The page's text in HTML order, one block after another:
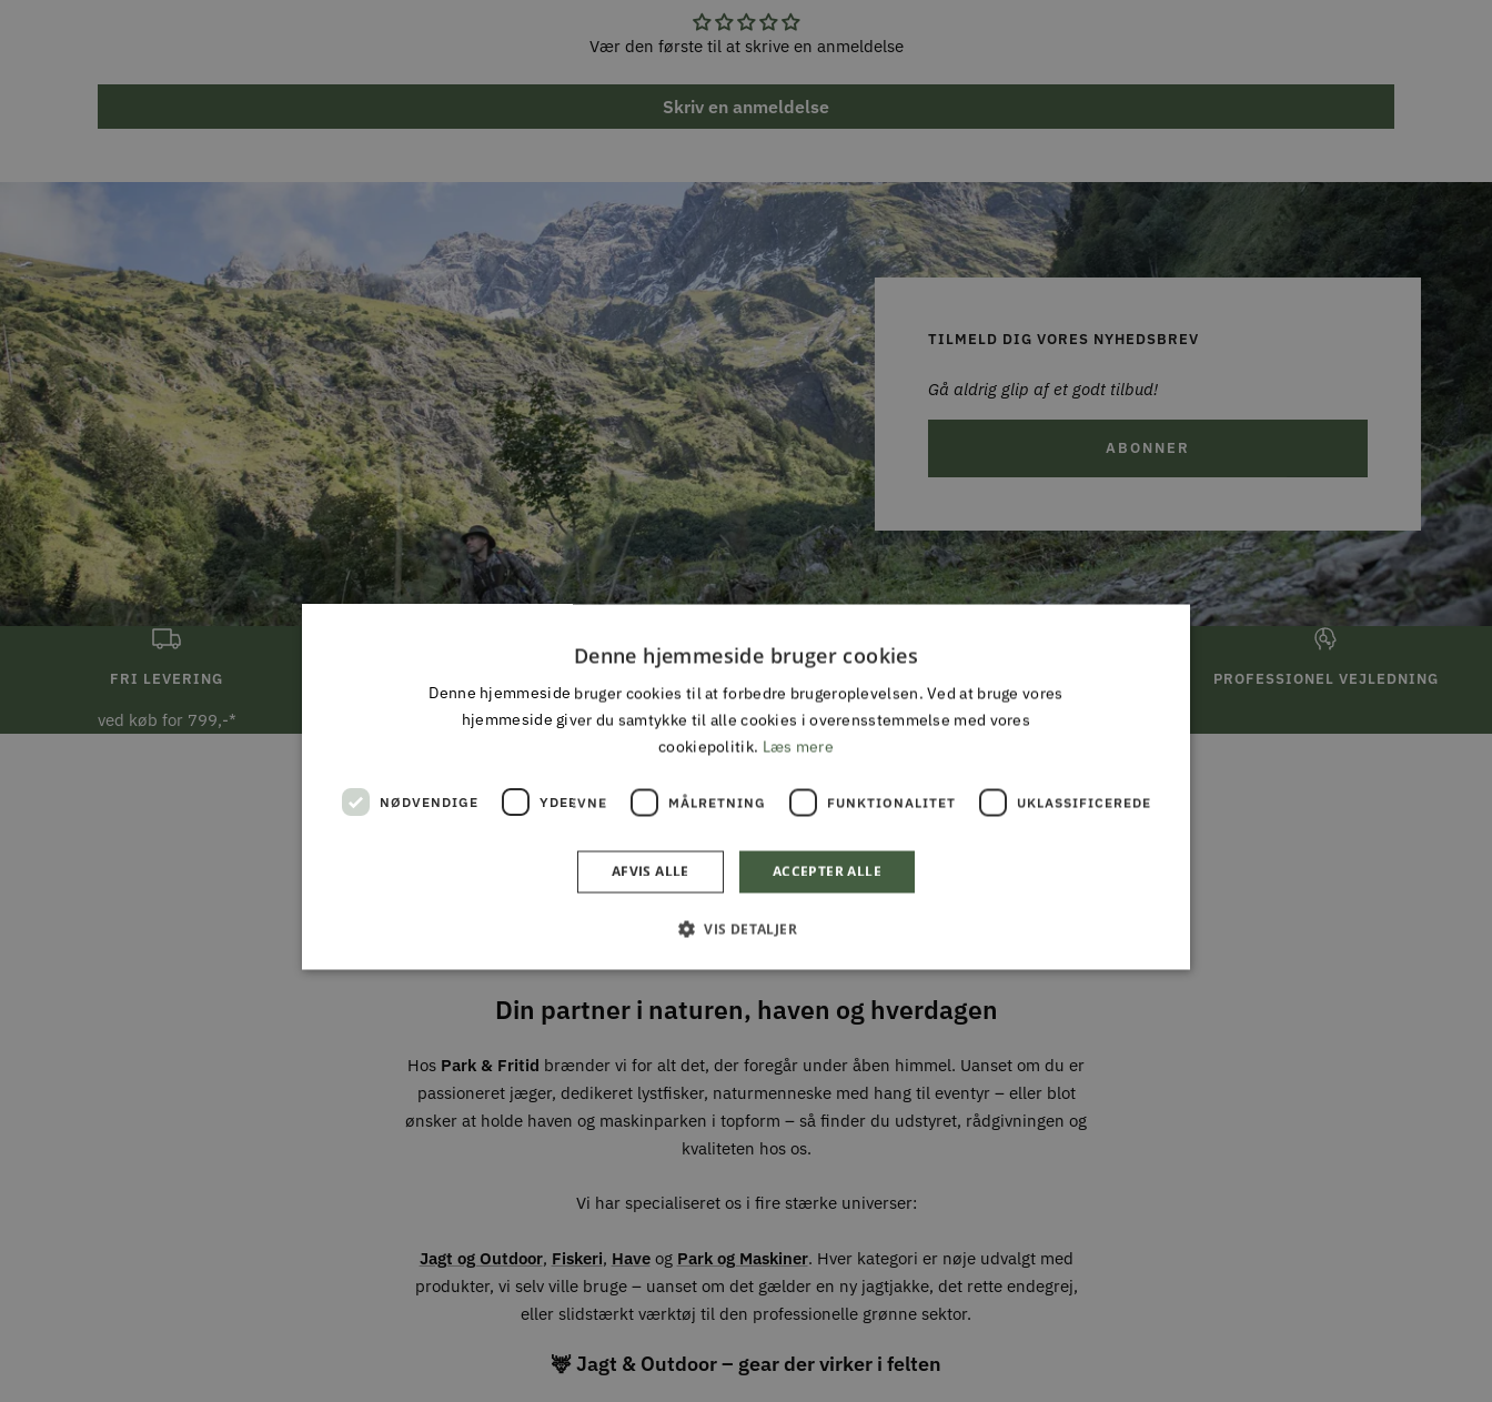
Vær den første til at skrive en anmeldelse
Skriv en anmeldelse
TILMELD DIG VORES NYHEDSBREV
Gå aldrig glip af et godt tilbud!
ABONNER
FRI LEVERING
ved køb for 799,-* Ved bestilling inden kl 13 på hverdage
PROFESSIONEL VEJLEDNING
ALMAS PARK & FRITID
ALT I JAGT & OUTDOOR,
FISKERI, HAVE & PARK
Din partner i naturen, haven og hverdagen
Hos Park & Fritid brænder vi for alt det, der foregår under åben himmel. Uanset om du er
passioneret jæger, dedikeret lystfisker, naturmenneske med hang til eventyr – eller blot
ønsker at holde haven og maskinparken i topform – så finder du udstyret, rådgivningen og
kvaliteten hos os.
Vi har specialiseret os i fire stærke universer:
Jagt og Outdoor, Fiskeri, Haveog Park og Maskiner. Hver kategori er nøje udvalgt med
produkter, vi selv ville bruge – uanset om det gælder en ny jagtjakke, det rette endegrej,
eller slidstærkt værktøj til den professionelle grønne sektor.
🦌 Jagt & Outdoor – gear der virker i felten
Denne hjemmeside bruger cookies
Denne hjemmeside bruger cookies til at forbedre brugeroplevelsen. Ved at bruge vores
hjemmeside giver du samtykke til alle cookies i overensstemmelse med vores
cookiepolitik. Læs mere
NØDVENDIGE YDEEVNE MÅLRETNING FUNKTIONALITET UKLASSIFICEREDE
ACCEPTER ALLE
AFVIS ALLE
VIS DETALJER